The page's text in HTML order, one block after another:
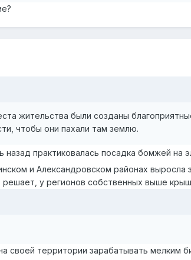
жительства были созданы
чтобы они пахали там землю.
назад практиковалась посадка бомжей на
и Александровском районах выросла
у регионов собственных выше
своей территории зарабатывать мелким